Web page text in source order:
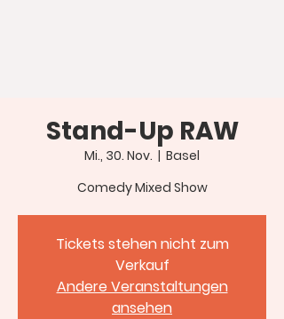
Stand-Up RAW
Mi., 30. Nov.
  |
Basel
Comedy Mixed Show
Tickets stehen nicht zum
Verkauf
Andere Veranstaltungen
ansehen